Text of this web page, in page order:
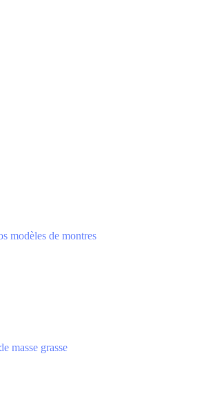
modèles de montres
masse grasse